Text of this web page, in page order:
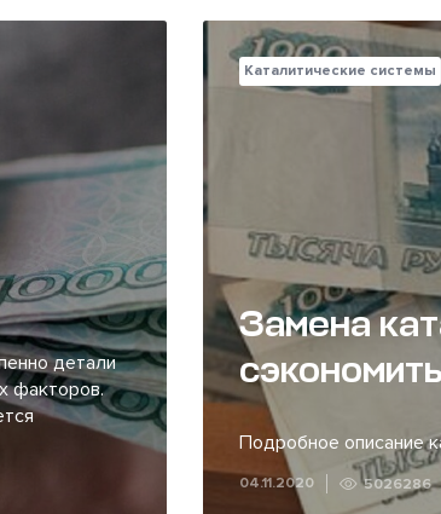
детали
факторов.
Каталитические системы
Замена
Подробное описание
04.11.2020 5026286